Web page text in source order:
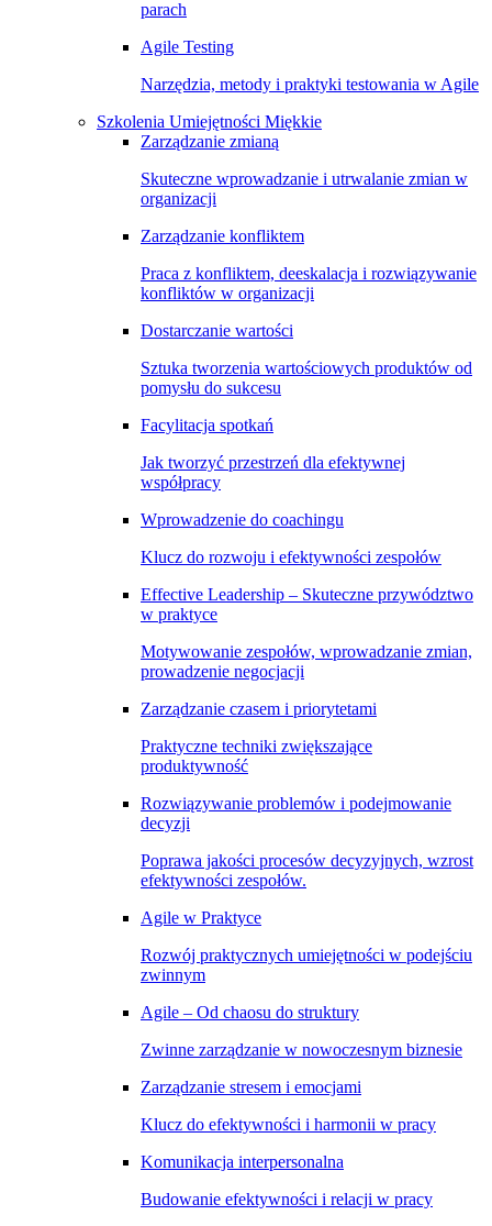
parach
Agile Testing
Narzędzia, metody i praktyki testowania w Agile
Szkolenia Umiejętności Miękkie
Zarządzanie zmianą
Skuteczne wprowadzanie i utrwalanie zmian w
organizacji
Zarządzanie konfliktem
Praca z konfliktem, deeskalacja i rozwiązywanie
konfliktów w organizacji
Dostarczanie wartości
Sztuka tworzenia wartościowych produktów od
pomysłu do sukcesu
Facylitacja spotkań
Jak tworzyć przestrzeń dla efektywnej
współpracy
Wprowadzenie do coachingu
Klucz do rozwoju i efektywności zespołów
Effective Leadership – Skuteczne przywództwo
w praktyce
Motywowanie zespołów, wprowadzanie zmian,
prowadzenie negocjacji
Zarządzanie czasem i priorytetami
Praktyczne techniki zwiększające
produktywność
Rozwiązywanie problemów i podejmowanie
decyzji
Poprawa jakości procesów decyzyjnych, wzrost
efektywności zespołów.
Agile w Praktyce
Rozwój praktycznych umiejętności w podejściu
zwinnym
Agile – Od chaosu do struktury
Zwinne zarządzanie w nowoczesnym biznesie
Zarządzanie stresem i emocjami
Klucz do efektywności i harmonii w pracy
Komunikacja interpersonalna
Budowanie efektywności i relacji w pracy